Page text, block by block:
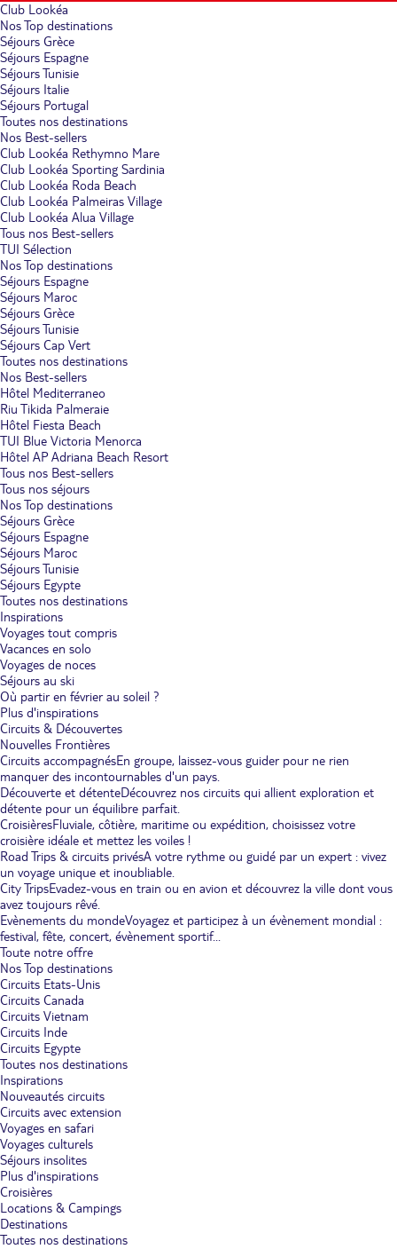
Club Lookéa
Nos Top destinations
Séjours Grèce
Séjours Espagne
Séjours Tunisie
Séjours Italie
Séjours Portugal
Toutes nos destinations
Nos Best-sellers
Club Lookéa Rethymno Mare
Club Lookéa Sporting Sardinia
Club Lookéa Roda Beach
Club Lookéa Palmeiras Village
Club Lookéa Alua Village
Tous nos Best-sellers
TUI Sélection
Nos Top destinations
Séjours Espagne
Séjours Maroc
Séjours Grèce
Séjours Tunisie
Séjours Cap Vert
Toutes nos destinations
Nos Best-sellers
Hôtel Mediterraneo
Riu Tikida Palmeraie
Hôtel Fiesta Beach
TUI Blue Victoria Menorca
Hôtel AP Adriana Beach Resort
Tous nos Best-sellers
Tous nos séjours
Nos Top destinations
Séjours Grèce
Séjours Espagne
Séjours Maroc
Séjours Tunisie
Séjours Egypte
Toutes nos destinations
Inspirations
Voyages tout compris
Vacances en solo
Voyages de noces
Séjours au ski
Où partir en février au soleil ?
Plus d'inspirations
Circuits & Découvertes
Nouvelles Frontières
Circuits accompagnésEn groupe, laissez-vous guider pour ne rien
manquer des incontournables d'un pays.
Découverte et détenteDécouvrez nos circuits qui allient exploration et
détente pour un équilibre parfait.
CroisièresFluviale, côtière, maritime ou expédition, choisissez votre
croisière idéale et mettez les voiles !
Road Trips & circuits privésA votre rythme ou guidé par un expert : vivez
un voyage unique et inoubliable.
City TripsEvadez-vous en train ou en avion et découvrez la ville dont vous
avez toujours rêvé.
Evènements du mondeVoyagez et participez à un évènement mondial :
festival, fête, concert, évènement sportif...
Toute notre offre
Nos Top destinations
Circuits Etats-Unis
Circuits Canada
Circuits Vietnam
Circuits Inde
Circuits Egypte
Toutes nos destinations
Inspirations
Nouveautés circuits
Circuits avec extension
Voyages en safari
Voyages culturels
Séjours insolites
Plus d'inspirations
Croisières
Locations & Campings
Destinations
Toutes nos destinations